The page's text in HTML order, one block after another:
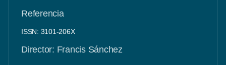
Referencia
ISSN: 3101-206X
Director: Francis Sánchez